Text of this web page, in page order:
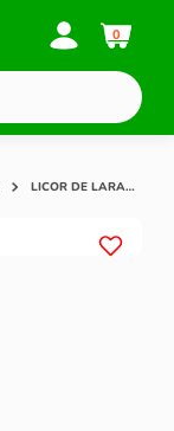
0
LICOR DE LARANJA 275ML